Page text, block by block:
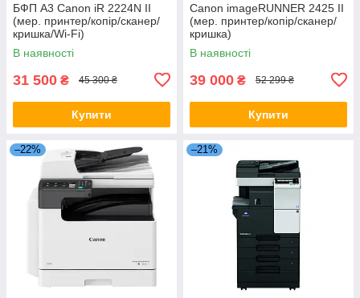
БФП A3 Canon iR 2224N II
(мер. принтер/копір/сканер/
кришка/Wi-Fi)
В наявності
31 500 ₴ 45 300 ₴
Купити
Canon imageRUNNER 2425 II
(мер. принтер/копір/сканер/
кришка)
В наявності
39 000 ₴ 52 299 ₴
Купити
–22% –21%